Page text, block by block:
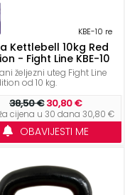
KBE-10 re
Kettlebell 10kg Red
- Fight Line KBE-10
željezni uteg Fight Line
od 10 kg.
38,50 €30,80 €
cijena u 30 dana 30,80 €
OBAVIJESTI ME